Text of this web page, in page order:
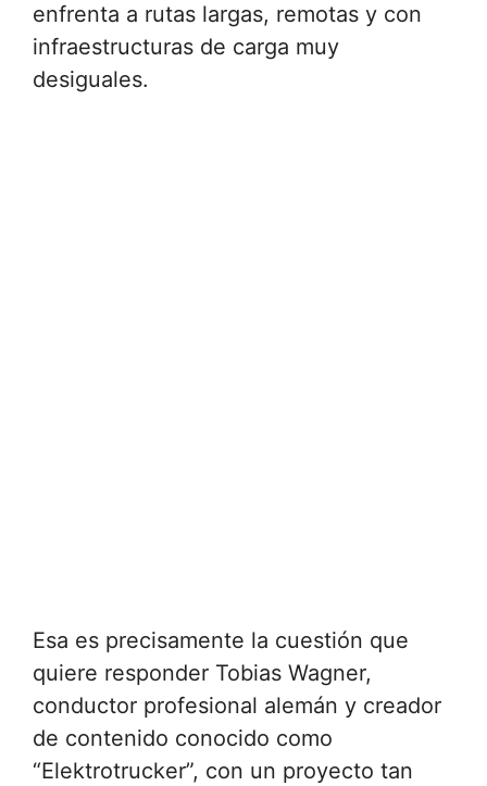
enfrenta a rutas largas, remotas y con
infraestructuras de carga muy
desiguales.
Esa es precisamente la cuestión que
quiere responder Tobias Wagner,
conductor profesional alemán y creador
de contenido conocido como
“Elektrotrucker”, con un proyecto tan